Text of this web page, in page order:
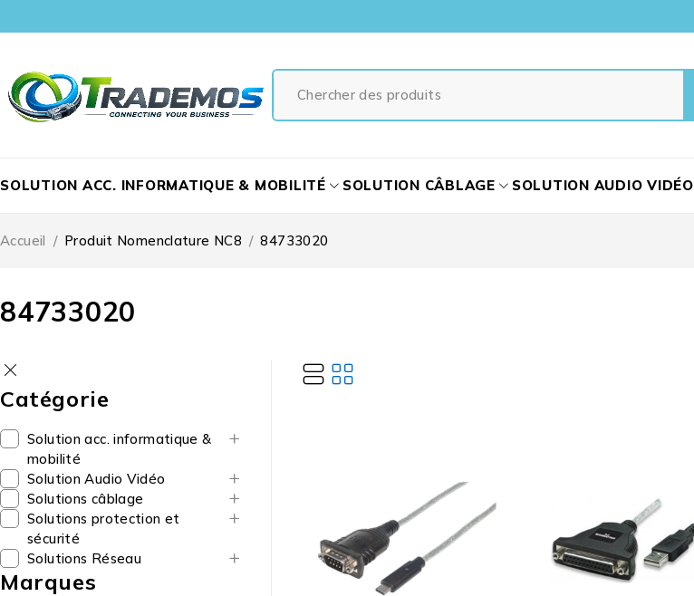
SOLUTION ACC. INFORMATIQUE & MOBILITÉ SOLUTION CÂBLAGE SOLUTION AUDIO VIDÉO
84733020
Accueil / Produit Nomenclature NC8 / 84733020
Catégorie
Solution acc. informatique &
mobilité
Solution Audio Vidéo
Solutions câblage
Solutions protection et
sécurité
Solutions Réseau
Marques